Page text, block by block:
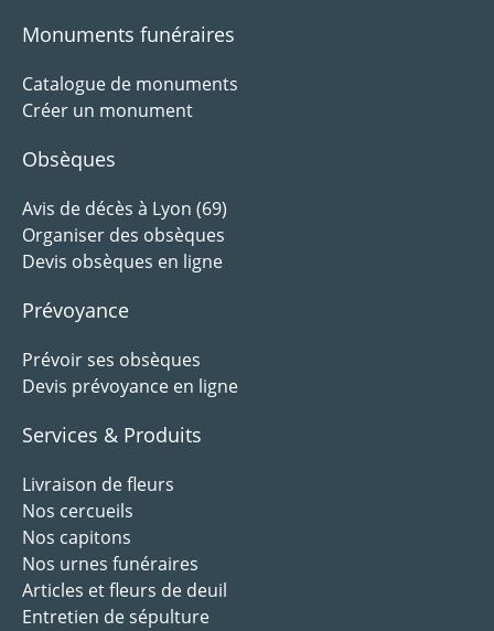
Monuments funéraires
Catalogue de monuments
Créer un monument
Obsèques
Avis de décès à Lyon (69)
Organiser des obsèques
Devis obsèques en ligne
Prévoyance
Prévoir ses obsèques
Devis prévoyance en ligne
Services & Produits
Livraison de fleurs
Nos cercueils
Nos capitons
Nos urnes funéraires
Articles et fleurs de deuil
Entretien de sépulture